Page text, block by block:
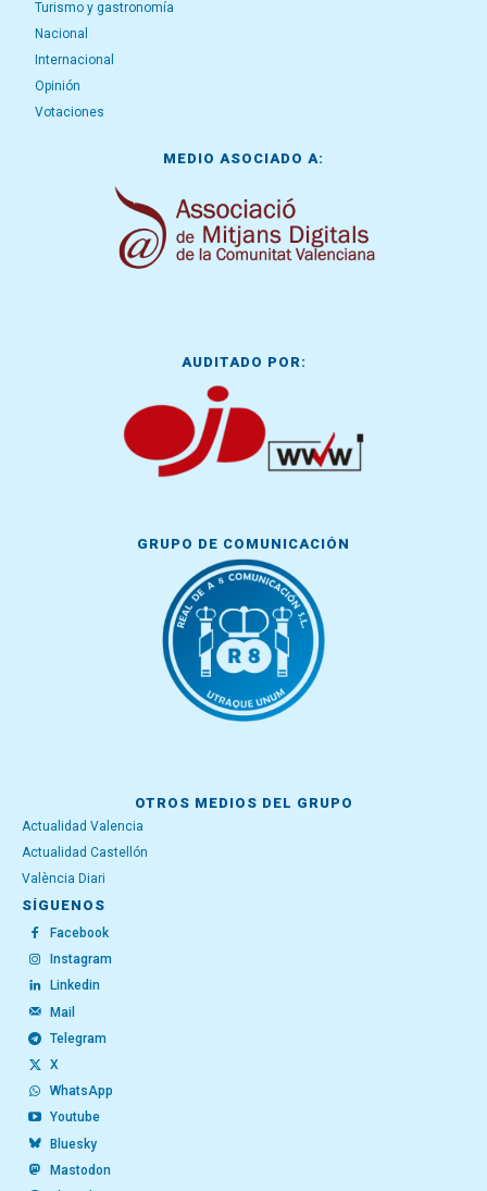
Turismo y gastronomía
Nacional
Internacional
Opinión
Votaciones
MEDIO ASOCIADO A:
AUDITADO POR:
GRUPO DE COMUNICACIÓN
OTROS MEDIOS DEL GRUPO
Actualidad Valencia
Actualidad Castellón
València Diari
SÍGUENOS
Facebook
Instagram
Linkedin
Mail
Telegram
X
WhatsApp
Youtube
Bluesky
Mastodon